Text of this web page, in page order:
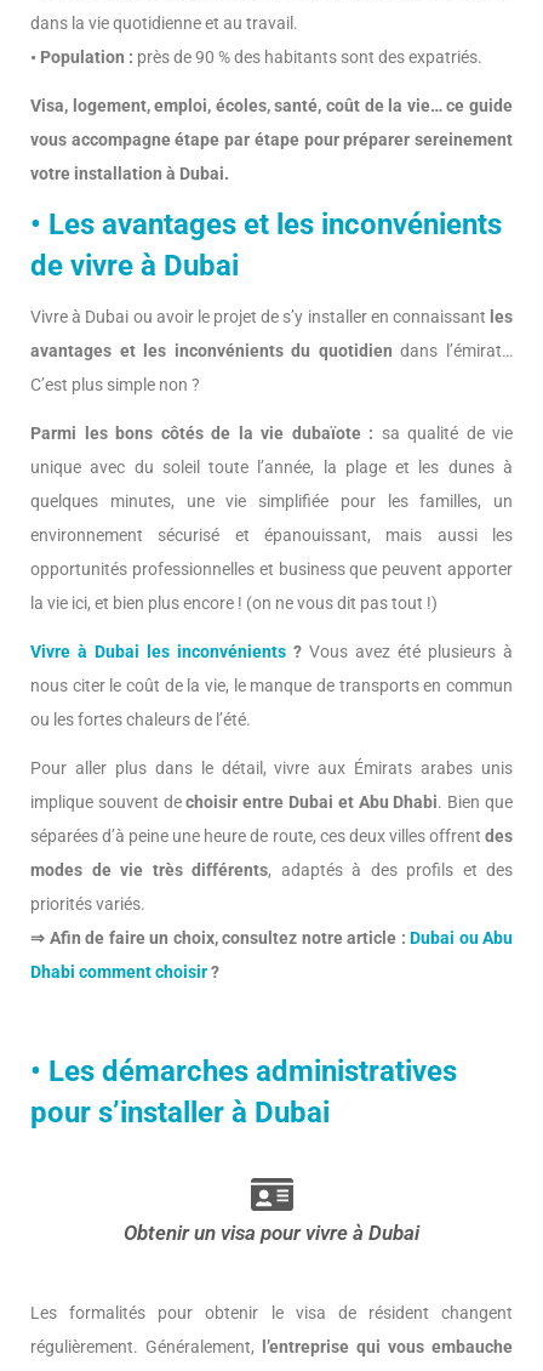
dans la vie quotidienne et au travail.
• Population : près de 90 % des habitants sont des expatriés.
Visa, logement, emploi, écoles, santé, coût de la vie… ce guide
vous accompagne étape par étape pour préparer sereinement
votre installation à Dubai.
• Les avantages et les inconvénients
de vivre à Dubai
Vivre à Dubai ou avoir le projet de s’y installer en connaissant les
avantages et les inconvénients du quotidiendans l’émirat…
C’est plus simple non ?
Parmi les bons côtés de la vie dubaïote : sa qualité de vie
unique avec du soleil toute l’année, la plage et les dunes à
quelques minutes, une vie simplifiée pour les familles, un
environnement sécurisé et épanouissant, mais aussi les
opportunités professionnelles et business que peuvent apporter
la vie ici, et bien plus encore ! (on ne vous dit pas tout !)
Vivre à Dubai les inconvénients ? Vous avez été plusieurs à
nous citer le coût de la vie, le manque de transports en commun
ou les fortes chaleurs de l’été.
Pour aller plus dans le détail, vivre aux Émirats arabes unis
implique souvent dechoisir entre Dubai et Abu Dhabi. Bien que
séparées d’à peine une heure de route, ces deux villes offrent des
modes de vie très différents, adaptés à des profils et des
priorités variés.
⇒ Afin de faire un choix, consultez notre article : Dubai ou Abu
Dhabi comment choisir?
• Les démarches administratives
pour s’installer à Dubai
Obtenir un visa pour vivre à Dubai
Les formalités pour obtenir le visa de résident changent
régulièrement. Généralement,
l’entreprise qui vous embauche